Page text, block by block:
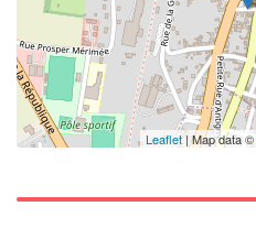
Leaflet | Map data ©